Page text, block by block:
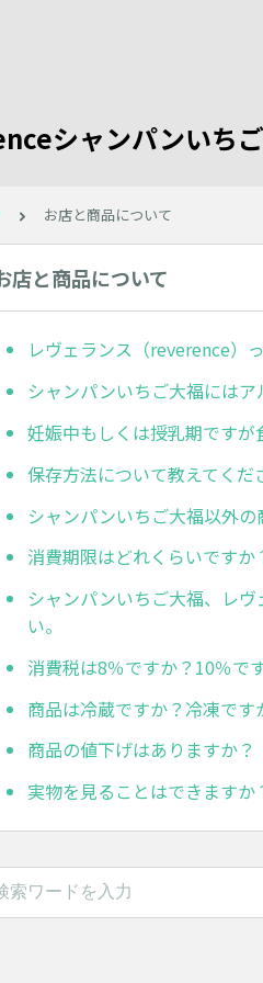
シャンパンいちご
お店と商品について
店と商品について
レヴェランス（reverence）
シャンパンいちご大福には
妊娠中もしくは授乳期ですが
保存方法について教えてくだ
シャンパンいちご大福以外の
消費期限はどれくらいですか
シャンパンいちご大福、レ
い。
消費税は8％ですか？10％で
商品は冷蔵ですか？冷凍です
商品の値下げはありますか？
実物を見ることはできますか